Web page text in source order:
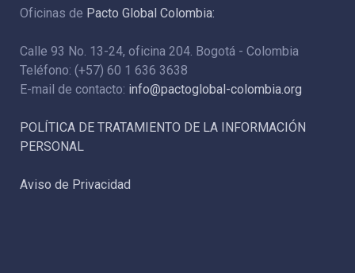
Oficinas de Pacto Global Colombia:
Calle 93 No. 13-24, oficina 204. Bogotá - Colombia
Teléfono: (+57) 60 1 636 3638
E-mail de contacto: info@pactoglobal-colombia.org
POLÍTICA DE TRATAMIENTO DE LA INFORMACIÓN
PERSONAL
Aviso de Privacidad